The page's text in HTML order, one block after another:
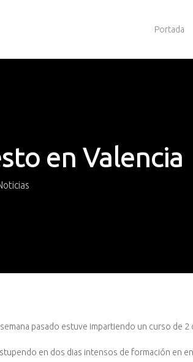
Portada
en Valencia
pasado estuve impartiendo un curso de 2
en dos dias intensos de formación en